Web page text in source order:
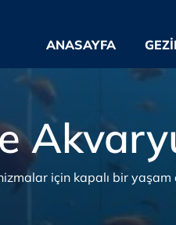
ANASAYFA
için kapalı bir yaşam